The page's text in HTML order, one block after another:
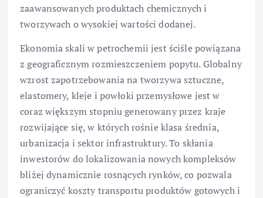
zaawansowanych produktach chemicznych i
tworzywach o wysokiej wartości dodanej.
Ekonomia skali w petrochemii jest ściśle powiązana
z geograficznym rozmieszczeniem popytu. Globalny
wzrost zapotrzebowania na tworzywa sztuczne,
elastomery, kleje i powłoki przemysłowe jest w
coraz większym stopniu generowany przez kraje
rozwijające się, w których rośnie klasa średnia,
urbanizacja i sektor infrastruktury. To skłania
inwestorów do lokalizowania nowych kompleksów
bliżej dynamicznie rosnących rynków, co pozwala
ograniczyć koszty transportu produktów gotowych i